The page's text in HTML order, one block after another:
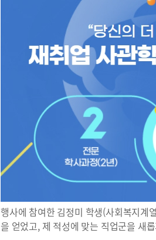
행사에 참여한 김정미 학생(사회복지계
을 얻었고, 제 적성에 맞는 직업군을 새